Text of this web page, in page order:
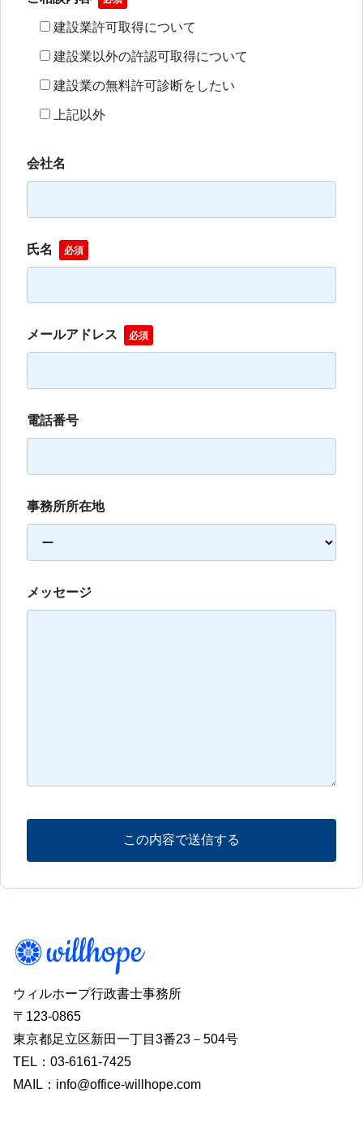
建設業許可取得について
建設業以外の許認可取得について
建設業の無料許可診断をしたい
上記以外
会社名
氏名 必須
メールアドレス 必須
電話番号
事務所所在地
メッセージ
ウィルホープ行政書士事務所
〒123-0865
東京都足立区新田一丁目3番23－504号
TEL：03-6161-7425
MAIL：info@office-willhope.com